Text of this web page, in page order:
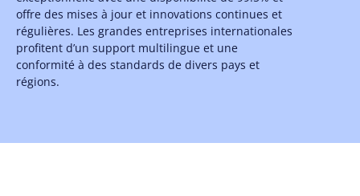
offre des mises à jour et innovations continues et
régulières. Les grandes entreprises internationales
profitent d’un support multilingue et une
conformité à des standards de divers pays et
régions.